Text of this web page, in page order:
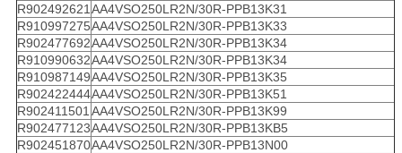
R902492621 AA4VSO250LR2N/30R-PPB13K31
R910997275AA4VSO250LR2N/30R-PPB13K33
R902477692AA4VSO250LR2N/30R-PPB13K34
R910990632AA4VSO250LR2N/30R-PPB13K34
R910987149AA4VSO250LR2N/30R-PPB13K35
R902422444AA4VSO250LR2N/30R-PPB13K51
R902411501 AA4VSO250LR2N/30R-PPB13K99
R902477123AA4VSO250LR2N/30R-PPB13KB5
R902451870AA4VSO250LR2N/30R-PPB13N00